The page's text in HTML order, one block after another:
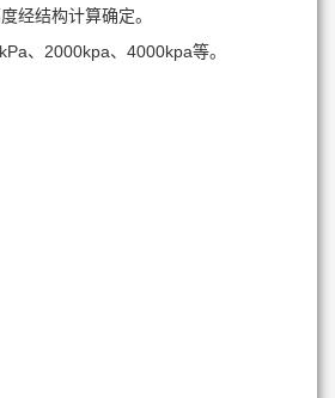
经结构计算确定。
、2000kpa、4000kpa等。